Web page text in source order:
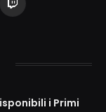
Twitch
i Primi